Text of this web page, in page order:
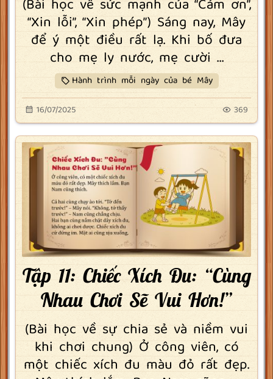
(Bài học về sức mạnh của “Cảm ơn”,
“Xin lỗi”, “Xin phép”) Sáng nay, Mây
để ý một điều rất lạ. Khi bố đưa
cho mẹ ly nước, mẹ cười ...
Hành trình mỗi ngày của bé Mây
16/07/2025 369
Tập 11: Chiếc Xích Đu: “Cùng
Nhau Chơi Sẽ Vui Hơn!”
(Bài học về sự chia sẻ và niềm vui
khi chơi chung) Ở công viên, có
một chiếc xích đu màu đỏ rất đẹp.